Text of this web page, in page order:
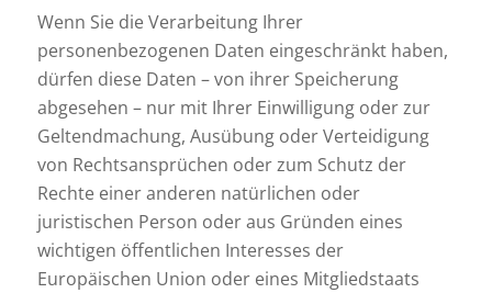
Wenn Sie die Verarbeitung Ihrer
personenbezogenen Daten eingeschränkt haben,
dürfen diese Daten – von ihrer Speicherung
abgesehen – nur mit Ihrer Einwilligung oder zur
Geltendmachung, Ausübung oder Verteidigung
von Rechtsansprüchen oder zum Schutz der
Rechte einer anderen natürlichen oder
juristischen Person oder aus Gründen eines
wichtigen öffentlichen Interesses der
Europäischen Union oder eines Mitgliedstaats